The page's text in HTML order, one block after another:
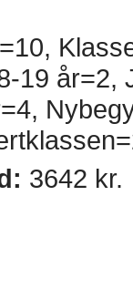
19 år=2,
3642 kr.